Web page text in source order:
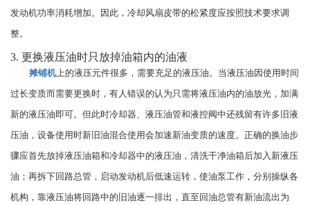
发动机功率消耗增加。因此，冷却风扇皮带的松紧度应按照技术要求调
整。
3. 更换液压油时只放掉油箱内的油液
摊铺机上的液压元件很多，需要充足的液压油。当液压油因使用时间
过长变质而需要更换时，有人错误的认为只需将液压油内的油放光，加满
新的液压油即可。但此时冷却器、液压油管和液控阀中还残留有许多旧液
压油，设备使用时新旧油混合使用会加速新油变质的速度。正确的换油步
骤应首先放掉液压油箱和冷却器中的液压油，清洗干净油箱后加入新液压
油；再拆下回路总管，启动发动机后低速运转，使油泵工作，分别操纵各
机构，靠液压油将回路中的旧油逐一排出，直至回油总管有新油流出为